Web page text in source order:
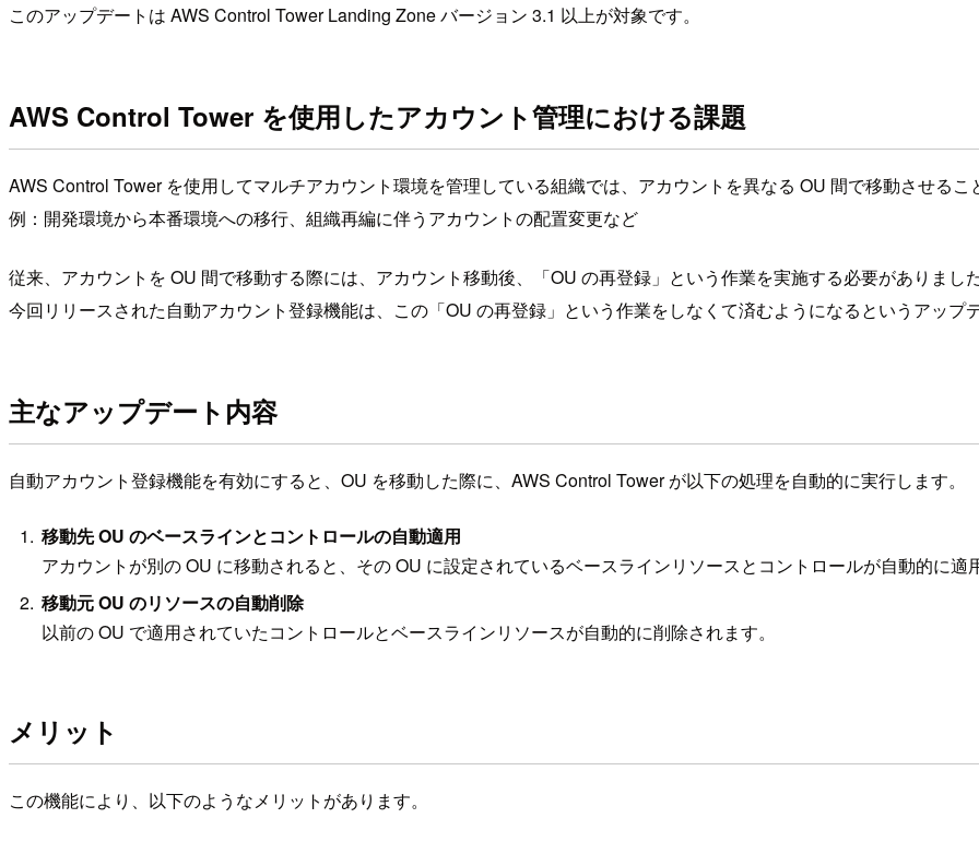
このアップデートは AWS Control Tower Landing Zone バージョン 3.1 以上が対象です。
AWS Control Tower を使用したアカウント管理における課題
AWS Control Tower を使用してマルチアカウント環境を管理している組織では、アカウントを異なる OU 間で移動させるこ
例：開発環境から本番環境への移行、組織再編に伴うアカウントの配置変更など
従来、アカウントを OU 間で移動する際には、アカウント移動後、「OU の再登録」という作業を実施する必要がありまし
今回リリースされた自動アカウント登録機能は、この「OU の再登録」という作業をしなくて済むようになるというアップ
主なアップデート内容
自動アカウント登録機能を有効にすると、OU を移動した際に、AWS Control Tower が以下の処理を自動的に実行します。
移動先 OU のベースラインとコントロールの自動適用
アカウントが別の OU に移動されると、その OU に設定されているベースラインリソースとコントロールが自動的に適
移動元 OU のリソースの自動削除
以前の OU で適用されていたコントロールとベースラインリソースが自動的に削除されます。
メリット
この機能により、以下のようなメリットがあります。